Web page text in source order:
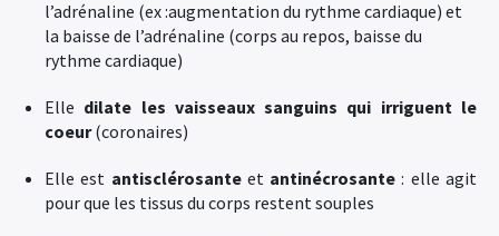
l’adrénaline (ex :augmentation du rythme cardiaque) et
la baisse de l’adrénaline (corps au repos, baisse du
rythme cardiaque)
Elle dilate les vaisseaux sanguins qui irriguent le
coeur(coronaires)
Elle est antisclérosanteet antinécrosante : elle agit
pour que les tissus du corps restent souples